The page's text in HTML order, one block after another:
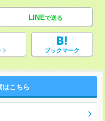
LINEで送る
ブックマーク
はこちら